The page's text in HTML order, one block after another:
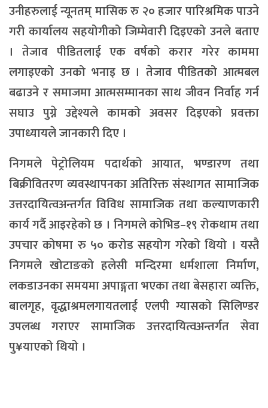
उनीहरुलाई न्यूनतम् मासिक रु २० हजार पारिश्रमिक पाउने
गरी कार्यालय सहयोगीको जिम्मेवारी दिइएको उनले बताए
। तेजाव पीडितलाई एक वर्षको करार गरेर काममा
लगाइएको उनको भनाइ छ । तेजाव पीडितको आत्मबल
बढाउने र समाजमा आत्मसम्मानका साथ जीवन निर्वाह गर्न
सघाउ पुग्ने उद्देश्यले कामको अवसर दिइएको प्रवक्ता
उपाध्यायले जानकारी दिए ।
निगमले पेट्रोलियम पदार्थको आयात, भण्डारण तथा
बिक्रीवितरण व्यवस्थापनका अतिरिक्त संस्थागत सामाजिक
उत्तरदायित्वअन्तर्गत विविध सामाजिक तथा कल्याणकारी
कार्य गर्दै आइरहेको छ । निगमले कोभिड–१९ रोकथाम तथा
उपचार कोषमा रु ५० करोड सहयोग गरेको थियो । यस्तै
निगमले खोटाङको हलेसी मन्दिरमा धर्मशाला निर्माण,
लकडाउनका समयमा अपाङ्गता भएका तथा बेसहारा व्यक्ति,
बालगृह, वृद्धाश्रमलगायतलाई एलपी ग्यासको सिलिण्डर
उपलब्ध गराएर सामाजिक उत्तरदायित्वअन्तर्गत सेवा
पु¥याएको थियो ।